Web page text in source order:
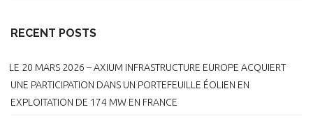
RECENT POSTS
LE 20 MARS 2026 – AXIUM INFRASTRUCTURE EUROPE ACQUIERT
UNE PARTICIPATION DANS UN PORTEFEUILLE ÉOLIEN EN
EXPLOITATION DE 174 MW EN FRANCE